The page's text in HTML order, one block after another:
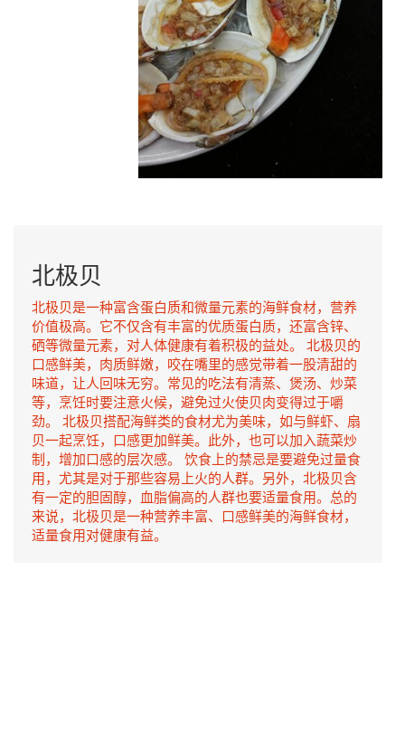
北极贝
北极贝是一种富含蛋白质和微量元素的海鲜食材，营养
价值极高。它不仅含有丰富的优质蛋白质，还富含锌、
硒等微量元素，对人体健康有着积极的益处。 北极贝的
口感鲜美，肉质鲜嫩，咬在嘴里的感觉带着一股清甜的
味道，让人回味无穷。常见的吃法有清蒸、煲汤、炒菜
等，烹饪时要注意火候，避免过火使贝肉变得过于嚼
劲。 北极贝搭配海鲜类的食材尤为美味，如与鲜虾、扇
贝一起烹饪，口感更加鲜美。此外，也可以加入蔬菜炒
制，增加口感的层次感。 饮食上的禁忌是要避免过量食
用，尤其是对于那些容易上火的人群。另外，北极贝含
有一定的胆固醇，血脂偏高的人群也要适量食用。总的
来说，北极贝是一种营养丰富、口感鲜美的海鲜食材，
适量食用对健康有益。